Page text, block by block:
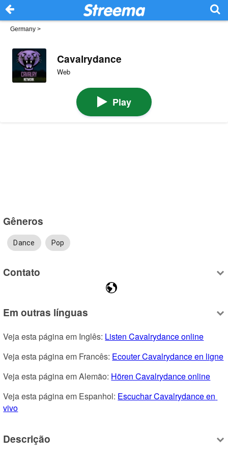
Germany >
Cavalrydance
Web
Play
Gêneros
Dance Pop
Contato
Em outras línguas
Veja esta página em Inglês: Listen Cavalrydance online
Veja esta página em Francês: Ecouter Cavalrydance en ligne
Veja esta página em Alemão: Hören Cavalrydance online
Veja esta página em Espanhol: Escuchar Cavalrydance en
vivo
Descrição